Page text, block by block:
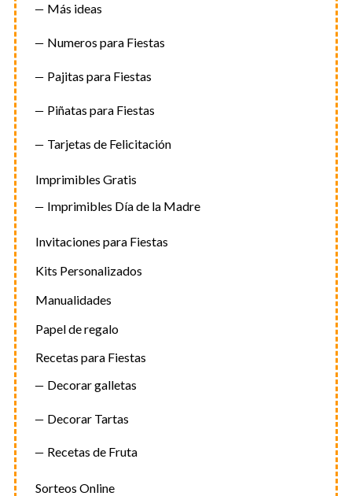
Más ideas
Numeros para Fiestas
Pajitas para Fiestas
Piñatas para Fiestas
Tarjetas de Felicitación
Imprimibles Gratis
Imprimibles Día de la Madre
Invitaciones para Fiestas
Kits Personalizados
Manualidades
Papel de regalo
Recetas para Fiestas
Decorar galletas
Decorar Tartas
Recetas de Fruta
Sorteos Online